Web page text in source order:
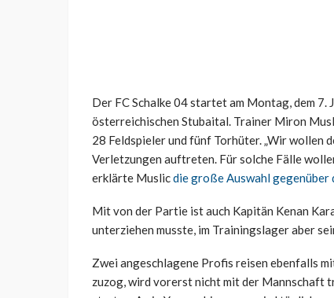
Der FC Schalke 04 startet am Montag, dem
österreichischen Stubaital. Trainer Miron
28 Feldspieler und fünf Torhüter. „Wir wollen
Verletzungen auftreten. Für solche Fälle
erklärte Muslicdie große Auswahl gegenüber
Mit von der Partie ist auch Kapitän Kenan
unterziehen musste, im Trainingslager aber
Zwei angeschlagene Profis reisen ebenfalls
zuzog, wird vorerst nicht mit der Mannschaft